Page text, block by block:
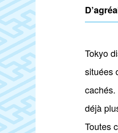
Tokyo
situées
déjà
Toutes